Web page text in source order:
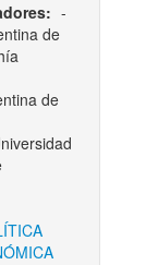
-
de
de